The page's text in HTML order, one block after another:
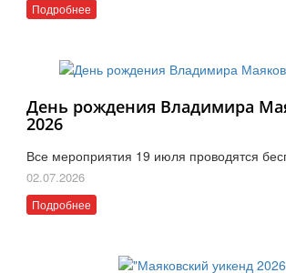
Подробнее
День рождения Владимира
2026
Все мероприятия 19 июля проводятся
02.07.2026
Подробнее